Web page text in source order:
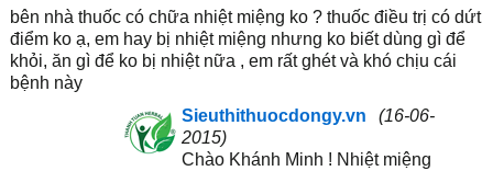
bên nhà thuốc có chữa nhiệt miệng ko ? thuốc điều trị có dứt
điểm ko ạ, em hay bị nhiệt miệng nhưng ko biết dùng gì để
khỏi, ăn gì để ko bị nhiệt nữa , em rất ghét và khó chịu cái
bệnh này
Sieuthithuocdongy.vn
(16-06-
2015)
Chào Khánh Minh ! Nhiệt miệng